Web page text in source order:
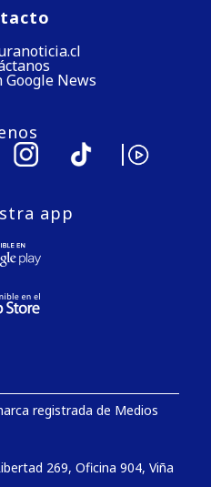
Google News
app
registrada de Medios
269, Oficina 904, Viña